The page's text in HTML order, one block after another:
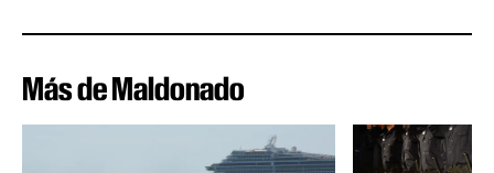
Más de Maldonado